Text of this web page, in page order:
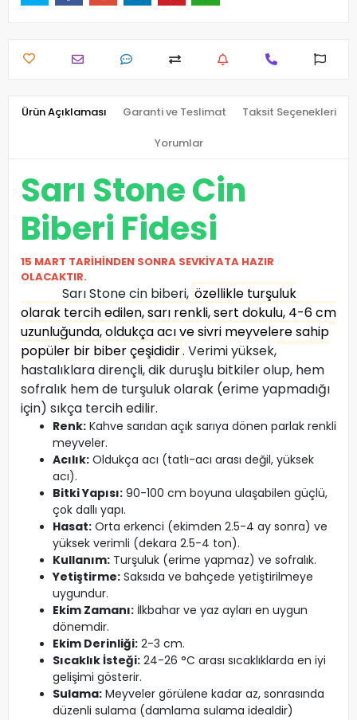
Ürün Açıklaması Garanti ve Teslimat Taksit Seçenekleri
Yorumlar
Sarı Stone Cin
Biberi Fidesi
15 MART TARİHİNDEN SONRA SEVKİYATA HAZIR
OLACAKTIR.
Sarı Stone cin biberi, özellikle turşuluk
olarak tercih edilen, sarı renkli, sert dokulu, 4-6 cm
uzunluğunda, oldukça acı ve sivri meyvelere sahip
popüler bir biber çeşididir. Verimi yüksek,
hastalıklara dirençli, dik duruşlu bitkiler olup, hem
sofralık hem de turşuluk olarak (erime yapmadığı
için) sıkça tercih edilir.
Renk: Kahve sarıdan açık sarıya dönen parlak renkli
meyveler.
Acılık: Oldukça acı (tatlı-acı arası değil, yüksek
acı).
Bitki Yapısı: 90-100 cm boyuna ulaşabilen güçlü,
çok dallı yapı.
Hasat: Orta erkenci (ekimden 2.5-4 ay sonra) ve
yüksek verimli (dekara 2.5-4 ton).
Kullanım: Turşuluk (erime yapmaz) ve sofralık.
Yetiştirme: Saksıda ve bahçede yetiştirilmeye
uygundur.
Ekim Zamanı: İlkbahar ve yaz ayları en uygun
dönemdir.
Ekim Derinliği: 2-3 cm.
Sıcaklık İsteği: 24-26 °C arası sıcaklıklarda en iyi
gelişimi gösterir.
Sulama: Meyveler görülene kadar az, sonrasında
düzenli sulama (damlama sulama idealdir)